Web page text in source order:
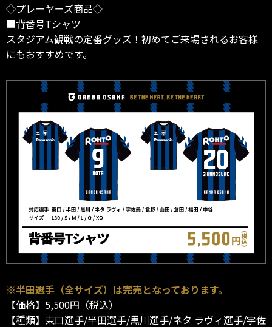
◇プレーヤーズ商品◇
■背番号Tシャツ
スタジアム観戦の定番グッズ！初めてご来場されるお客様
にもおすすめです。
※半田選手（全サイズ）は完売となっております。
【価格】5,500円（税込）
【種類】東口選手/半田選手/黒川選手/ネタ ラヴィ選手/宇佐